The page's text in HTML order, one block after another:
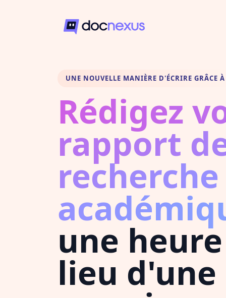
UNE NOUVELLE MANIÈRE D'ÉCRIRE GRÂCE
Rédigez
rapport
recherche
une
lieu d'une